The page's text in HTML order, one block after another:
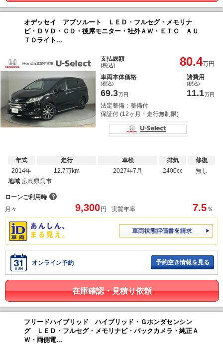
オデッセイ アブソルート ＬＥＤ・フルセグ・メモリナ
ビ・ＤＶＤ・ＣＤ・後席モニター・社外ＡＷ・ＥＴＣ ＡＵ
ＴＯライト...
支払総額
(税込) 80.4万円
車両本体価格
(税込)
69.3万円
諸費用
(税込)
11.1万円
法定整備：整備付
保証付 (12ヶ月・走行無制限)
年式
2014年
走行
12.7万km
車検
2027年7月
排気
2400cc
修復
無し
地域 広島県呉市
ローンご利用時 ？
月々
9,300円 実質年率 7.5 ％
オンライン予約 予約空き情報を見る
在庫確認・見積り依頼
フリードハイブリッド ハイブリッド・Ｇホンダセンシン
グ ＬＥＤ・フルセグ・メモリナビ・バックカメラ・純正Ａ
Ｗ・両側電...